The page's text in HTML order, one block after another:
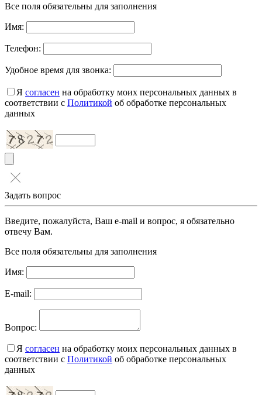
Все поля обязательны для заполнения
Имя:
Телефон:
Удобное время для звонка:
Я согласен на обработку моих персональных данных в
соответствии с Политикой об обработке персональных
данных
Задать вопрос
Введите, пожалуйста, Ваш e-mail и вопрос, я обязательно
отвечу Вам.
Все поля обязательны для заполнения
Имя:
E-mail:
Вопрос:
Я согласен на обработку моих персональных данных в
соответствии с Политикой об обработке персональных
данных